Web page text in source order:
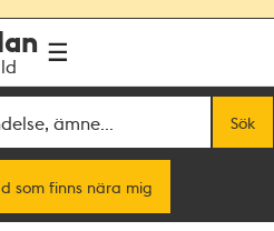
Sök
som finns nära mig